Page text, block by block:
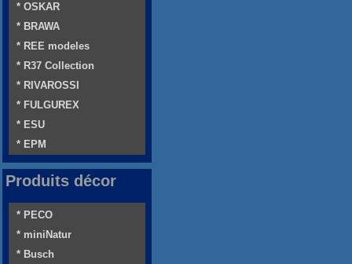
* OSKAR
* BRAWA
* REE modeles
* R37 Collection
* RIVAROSSI
* FULGUREX
* ESU
* EPM
Produits décor
* PECO
* miniNatur
* Busch